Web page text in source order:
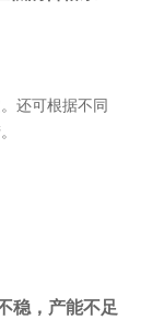
还可根据不同
稳，产能不足